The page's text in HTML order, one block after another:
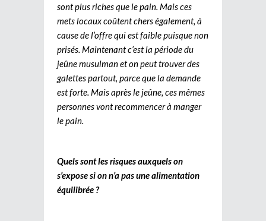
sont plus riches que le pain. Mais ces
mets locaux coûtent chers également, à
cause de l’offre qui est faible puisque non
prisés. Maintenant c’est la période du
jeûne musulman et on peut trouver des
galettes partout, parce que la demande
est forte. Mais après le jeûne, ces mêmes
personnes vont recommencer à manger
le pain.
Quels sont les risques auxquels on
s’expose si on n’a pas une alimentation
équilibrée ?